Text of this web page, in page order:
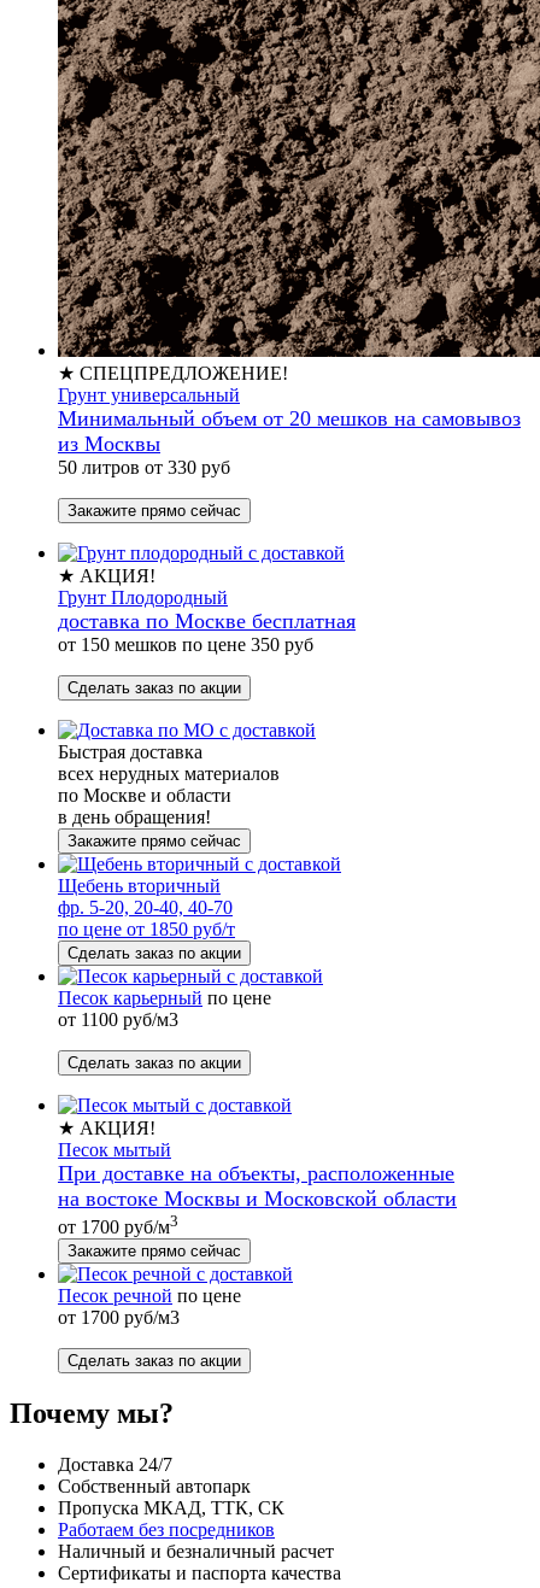
★ СПЕЦПРЕДЛОЖЕНИЕ!
Грунт универсальный
Минимальный объем от 20 мешков на самовывоз
из Москвы
50 литров от 330 руб
Закажите прямо сейчас
★ АКЦИЯ!
Грунт Плодородный
доставка по Москве бесплатная
от 150 мешков по цене 350 руб
Сделать заказ по акции
Быстрая доставка
всех нерудных материалов
по Москве и области
в день обращения!
Закажите прямо сейчас
Щебень вторичный
фр. 5-20, 20-40, 40-70
по цене от 1850 руб/т
Сделать заказ по акции
Песок карьерный по цене
от 1100 руб/м3
Сделать заказ по акции
★ АКЦИЯ!
Песок мытый
При доставке на объекты, расположенные
на востоке Москвы и Московской области
от 1700 руб/м3
Закажите прямо сейчас
Песок речной по цене
от 1700 руб/м3
Сделать заказ по акции
Почему мы?
Доставка 24/7
Собственный автопарк
Пропуска МКАД, ТТК, СК
Работаем без посредников
Наличный и безналичный расчет
Сертификаты и паспорта качества